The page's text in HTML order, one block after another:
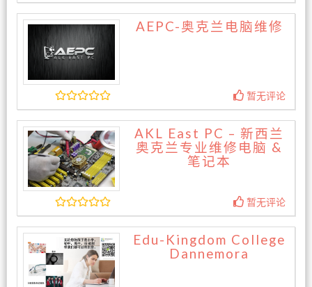
AEPC-奥克兰电脑维修
暂无评论
AKL East PC – 新西兰
奥克兰专业维修电脑 &
笔记本
暂无评论
Edu-Kingdom College
Dannemora